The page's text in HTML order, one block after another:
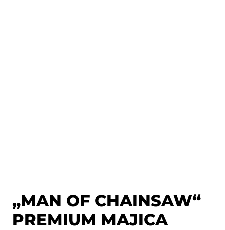
„MAN OF CHAINSAW“
PREMIUM MAJICA